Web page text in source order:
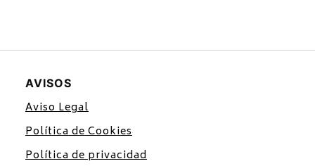
AVISOS
Aviso Legal
Política de Cookies
Política de privacidad